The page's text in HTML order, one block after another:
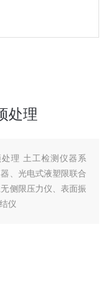
处理
理 土工检测仪器系
、光电式液塑限联合
侧限压力仪、表面振
仪